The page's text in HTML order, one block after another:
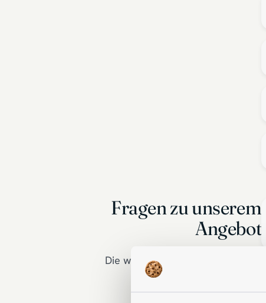
Fragen zu unserem
Angebot
Die wichtigsten Antworten für Sie